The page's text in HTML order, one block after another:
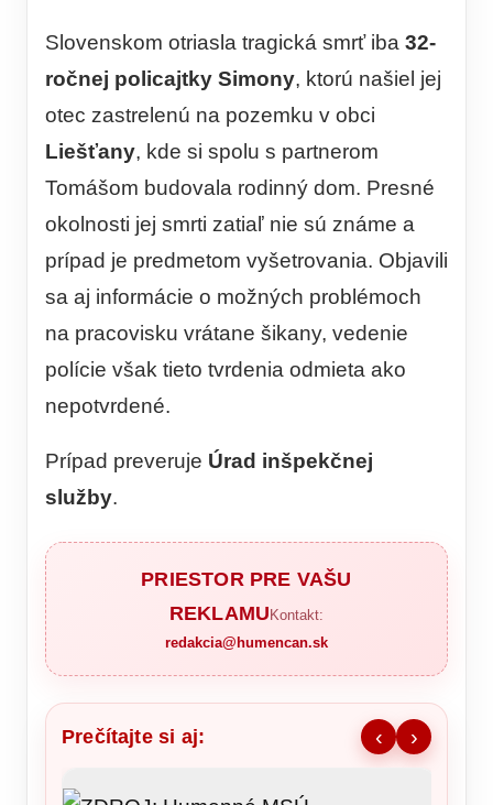
Slovenskom otriasla tragická smrť iba 32-
ročnej policajtky Simony, ktorú našiel jej
otec zastrelenú na pozemku v obci
Liešťany, kde si spolu s partnerom
Tomášom budovala rodinný dom. Presné
okolnosti jej smrti zatiaľ nie sú známe a
prípad je predmetom vyšetrovania. Objavili
sa aj informácie o možných problémoch
na pracovisku vrátane šikany, vedenie
polície však tieto tvrdenia odmieta ako
nepotvrdené.
Prípad preveruje Úrad inšpekčnej
služby.
PRIESTOR PRE VAŠU
REKLAMU Kontakt:
redakcia@humencan.sk
Prečítajte si aj: ‹ ›